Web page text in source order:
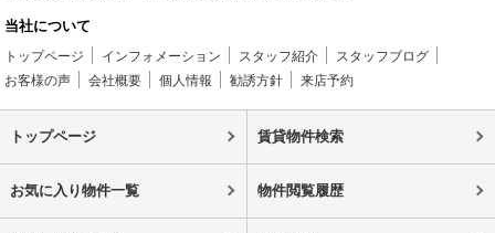
当社について
トップページ インフォメーション スタッフ紹介
スタッフブログ
お客様の声
会社概要 個人情報 勧誘方針 来店予約
トップページ 賃貸物件検索
お気に入り物件一覧 物件閲覧履歴